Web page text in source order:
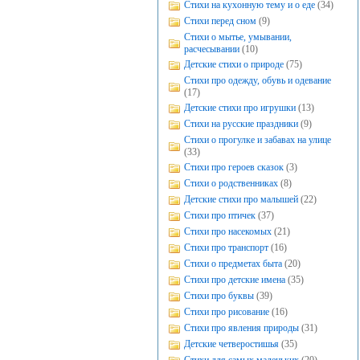
Стихи на кухонную тему и о еде (34)
Стихи перед сном (9)
Стихи о мытье, умывании,
расчесывании (10)
Детские стихи о природе (75)
Стихи про одежду, обувь и одевание
(17)
Детские стихи про игрушки (13)
Стихи на русские праздники (9)
Стихи о прогулке и забавах на улице
(33)
Стихи про героев сказок (3)
Стихи о родственниках (8)
Детские стихи про малышей (22)
Стихи про птичек (37)
Стихи про насекомых (21)
Стихи про транспорт (16)
Стихи о предметах быта (20)
Стихи про детские имена (35)
Стихи про буквы (39)
Стихи про рисование (16)
Стихи про явления природы (31)
Детские четверостишья (35)